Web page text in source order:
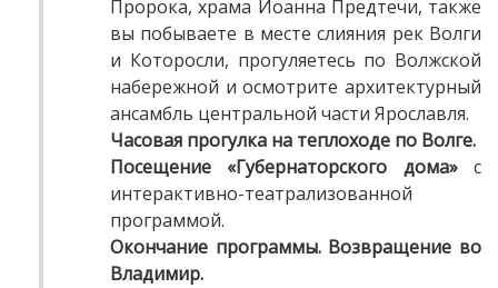
Пророка, храма Иоанна Предтечи, также
вы побываете в месте слияния рек Волги
и Которосли, прогуляетесь по Волжской
набережной и осмотрите архитектурный
ансамбль центральной части Ярославля.
Часовая прогулка на теплоходе по Волге.
Посещение «Губернаторского дома» с
интерактивно-театрализованной
программой.
Окончание программы. Возвращение во
Владимир.